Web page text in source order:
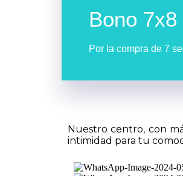
Bono
Por la compra de 7
Nuestro centro, con
intimidad para tu